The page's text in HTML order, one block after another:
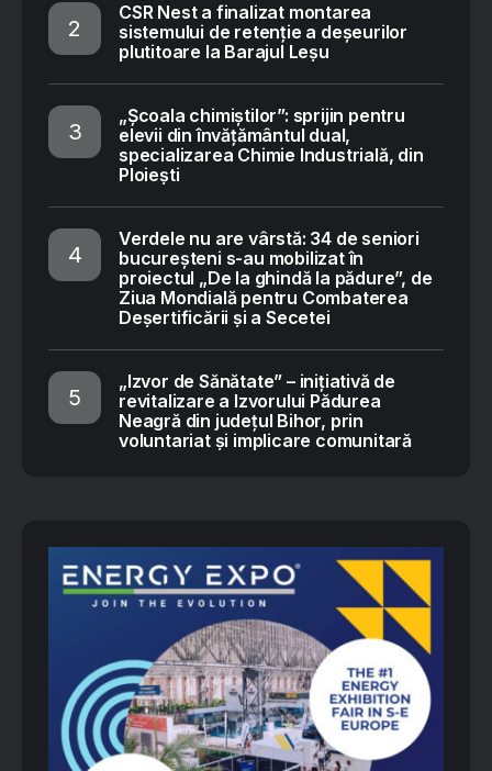
CSR Nest a finalizat montarea
sistemului de retenție a deșeurilor
plutitoare la Barajul Leșu
„Școala chimiștilor”: sprijin pentru
elevii din învățământul dual,
specializarea Chimie Industrială, din
Ploiești
Verdele nu are vârstă: 34 de seniori
bucureșteni s-au mobilizat în
proiectul „De la ghindă la pădure”, de
Ziua Mondială pentru Combaterea
Deșertificării și a Secetei
„Izvor de Sănătate” – inițiativă de
revitalizare a Izvorului Pădurea
Neagră din județul Bihor, prin
voluntariat și implicare comunitară